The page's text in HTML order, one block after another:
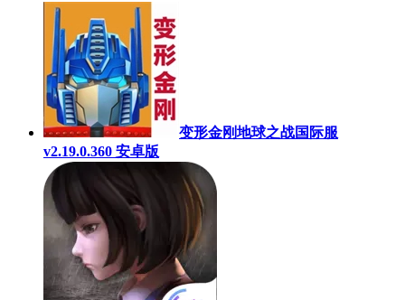
变形金刚地球之战国际服
v2.19.0.360 安卓版